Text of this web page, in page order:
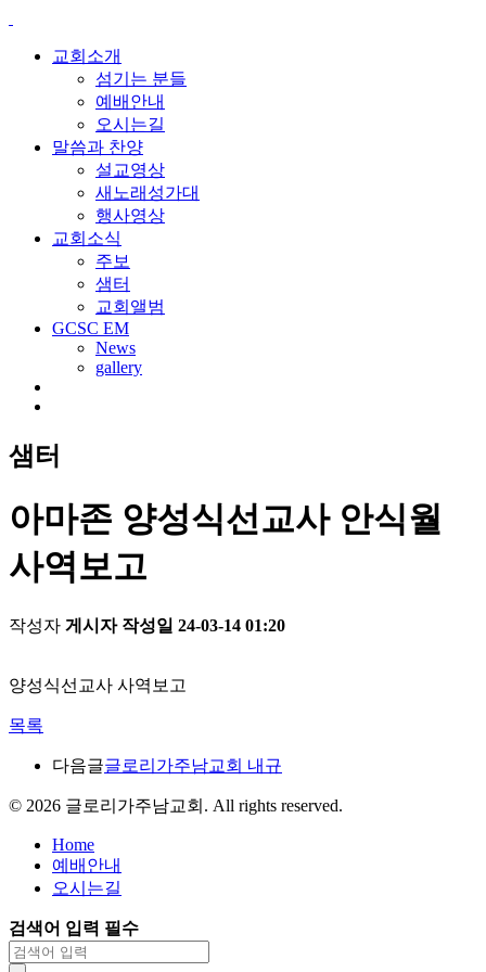
교회소개
섬기는 분들
예배안내
오시는길
말씀과 찬양
설교영상
새노래성가대
행사영상
교회소식
주보
샘터
교회앨범
GCSC EM
News
gallery
샘터
아마존 양성식선교사 안식월
사역보고
작성자 게시자 작성일 24-03-14 01:20
양성식선교사 사역보고
목록
다음글글로리가주남교회 내규
© 2026 글로리가주남교회. All rights reserved.
Home
예배안내
오시는길
검색어 입력 필수